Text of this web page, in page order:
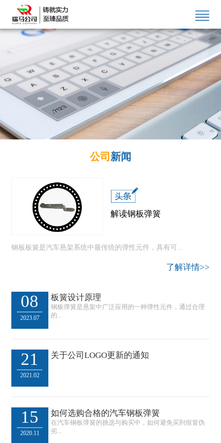
公司 新闻
解读钢板弹簧
钢板板簧是汽车悬架系统中最传统的弹性元件，具有可...
了解详情>>
08
2023.07
板簧设计原理
钢板弹簧是悬架中广泛应用的一种弹性元件，通过合理
的...
21
2021.02
关于公司LOGO更新的通知
15
2020.11
如何选购合格的汽车钢板弹簧
在汽车钢板弹簧的挑选与购买中，如何避免买到假冒伪
劣...